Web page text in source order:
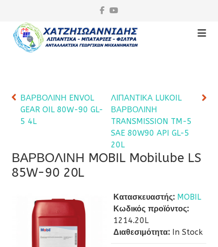
ΒΑΡΒΟΛΙΝΗ ENVOL
GEAR OIL 80W-90 GL-
5 4L
ΛΙΠΑΝΤΙΚΑ LUKOIL
ΒΑΡΒΟΛΙΝΗ
TRANSMISSION TM-5
SAE 80W90 API GL-5
20L
ΒΑΡΒΟΛΙΝΗ MOBIL Mobilube LS
85W-90 20L
Κατασκευαστής: MOBIL
Κωδικός προϊόντος:
1214.20L
Διαθεσιμότητα: In Stock